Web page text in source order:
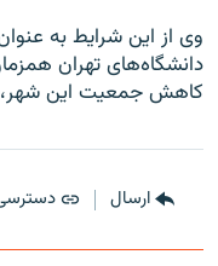
وی از این شرایط به
دانشگاه‌های تهران
کاهش جمعیت این شهر،
ارسال